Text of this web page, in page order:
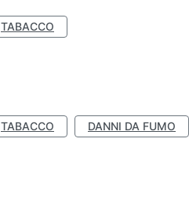
TABACCO
TABACCO DANNI DA FUMO